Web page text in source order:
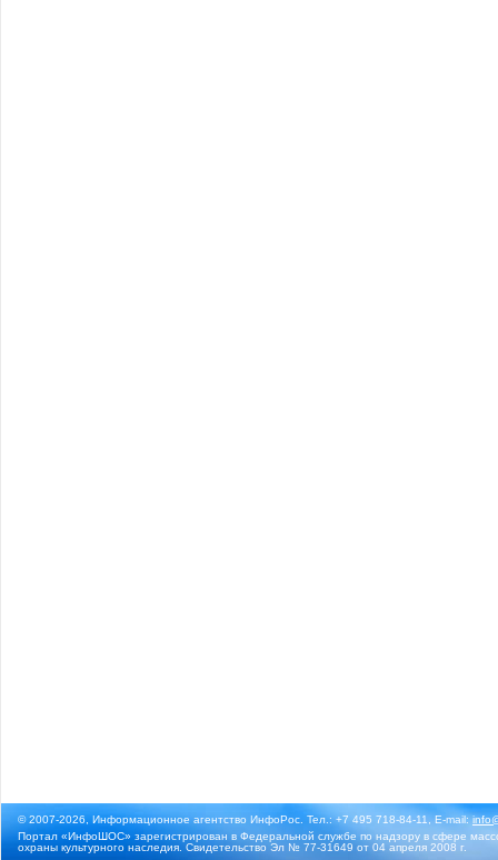
© 2007-2026, Информационное агентство ИнфоРос. Тел.: +7 495 718-84-11, E-mail:
Портал «ИнфоШОС» зарегистрирован в Федеральной службе по надзору в сфере
охраны культурного наследия. Свидетельство Эл № 77-31649 от 04 апреля 2008 г.